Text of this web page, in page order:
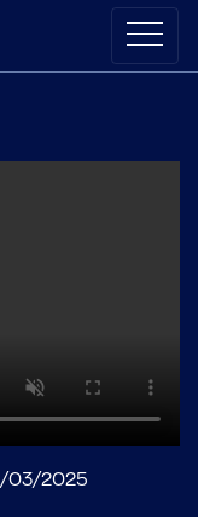
03/2025